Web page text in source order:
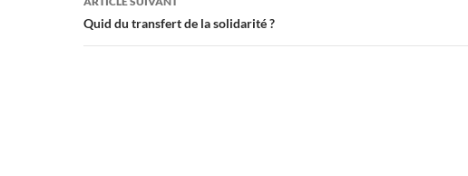
Quid du transfert de la solidarité ?